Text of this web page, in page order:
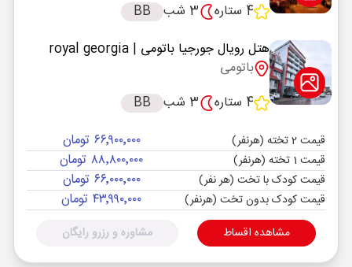
4 ستاره
3 شب
BB
هتل رویال جورجیا باتومی | royal georgia
باتومی
4 ستاره
3 شب BB
قیمت 2 تخته (هرنفر) ۶۶٬۹۰۰٬۰۰۰ تومان
قیمت 1 تخته (هرنفر) ۸۸٬۸۰۰٬۰۰۰ تومان
قیمت کودک با تخت (هر نفر) ۶۶٬۰۰۰٬۰۰۰ تومان
قیمت کودک بدون تخت (هرنفر) ۴۳٬۹۹۰٬۰۰۰ تومان
مشاهده اقساط مشاوره و رزرو رایگان